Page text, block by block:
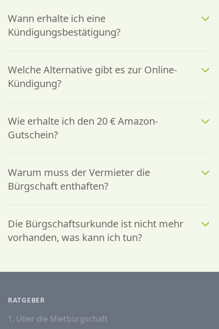
Wann erhalte ich eine
Kündigungsbestätigung?
Welche Alternative gibt es zur Online-
Kündigung?
Wie erhalte ich den 20 € Amazon-
Gutschein?
Warum muss der Vermieter die
Bürgschaft enthaften?
Die Bürgschaftsurkunde ist nicht mehr
vorhanden, was kann ich tun?
RATGEBER
1. Über die Mietbürgschaft